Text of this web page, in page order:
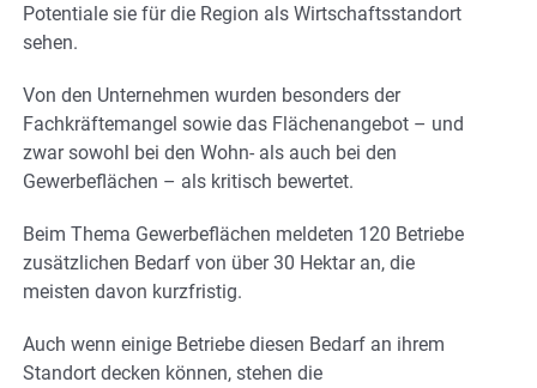
Potentiale sie für die Region als Wirtschaftsstandort
sehen.
Von den Unternehmen wurden besonders der
Fachkräftemangel sowie das Flächenangebot – und
zwar sowohl bei den Wohn- als auch bei den
Gewerbeflächen – als kritisch bewertet.
Beim Thema Gewerbeflächen meldeten 120 Betriebe
zusätzlichen Bedarf von über 30 Hektar an, die
meisten davon kurzfristig.
Auch wenn einige Betriebe diesen Bedarf an ihrem
Standort decken können, stehen die